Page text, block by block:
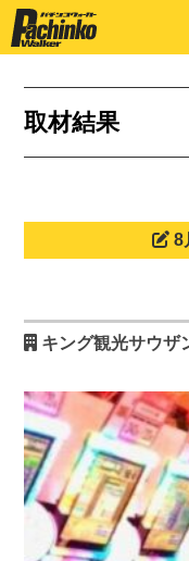
取材結果
8
キング観光サウザ